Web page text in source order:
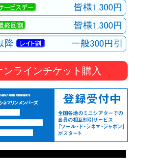
ンラインチケット購入